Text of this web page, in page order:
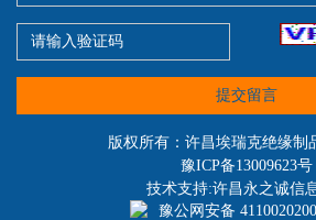
提交留言
版权所有：许昌埃瑞克绝缘制
豫ICP备13009623号
技术支持:许昌永之诚信
豫公网安备